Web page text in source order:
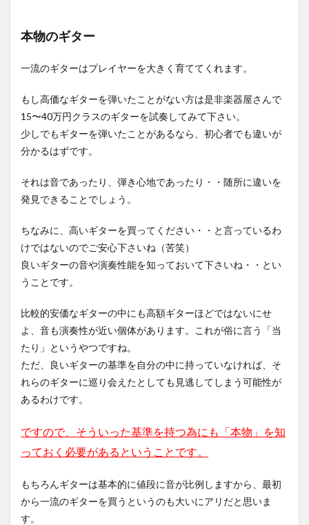
本物のギター
一流のギターはプレイヤーを大きく育ててくれます。
もし高価なギターを弾いたことがない方は是非楽器屋さんで
15〜40万円クラスのギターを試奏してみて下さい。
少しでもギターを弾いたことがあるなら、初心者でも違いが
分かるはずです。
それは音であったり、弾き心地であったり・・随所に違いを
発見できることでしょう。
ちなみに、高いギターを買ってください・・と言っているわ
けではないのでご安心下さいね（苦笑）
良いギターの音や演奏性能を知っておいて下さいね・・とい
うことです。
比較的安価なギターの中にも高額ギターほどではないにせ
よ、音も演奏性が近い個体があります。これが俗に言う「当
たり」というやつですね。
ただ、良いギターの基準を自分の中に持っていなければ、そ
れらのギターに巡り会えたとしても見逃してしまう可能性が
あるわけです。
ですので、そういった基準を持つ為にも「本物」を知
っておく必要があるということです。
もちろんギターは基本的に値段に音が比例しますから、最初
から一流のギターを買うというのも大いにアリだと思いま
す。